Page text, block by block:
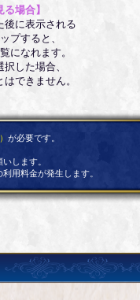
場合】
後に表示される
プすると、
になれます。
した場合、
できません。
が必要です。
します。
用料金が発生します。